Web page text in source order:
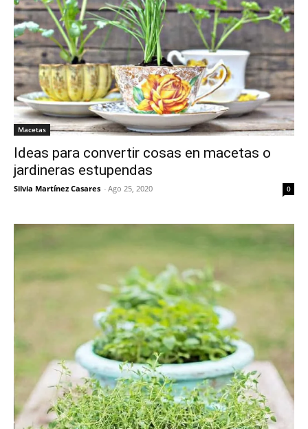
Macetas
Ideas para convertir cosas en macetas o
jardineras estupendas
Silvia Martínez Casares - Ago 25, 2020 0